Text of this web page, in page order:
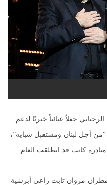
حفلاً غنائياً خيريًا لدعم
أجل لبنان ومستقبل شبابه”،
كانت قد انطلقت العام
مروان تابت راعي أبرشية